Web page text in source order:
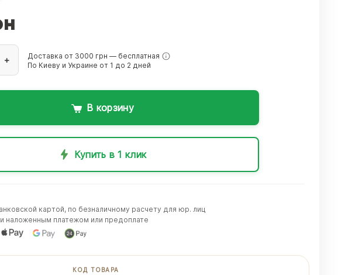
+
Доставка от 3000 грн — бесплатная
По Киеву и Украине от 1 до 2 дней
В корзину
Купить в 1 клик
картой, по безналичному расчету для юр. лиц
наложенным платежом или предоплате
КОД ТОВАРА